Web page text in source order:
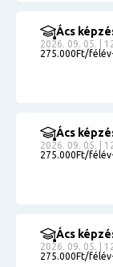
Ács
2026. 09. 05. |
275.000Ft/
Ács
2026. 09. 05. |
275.000Ft/
Ács
2026. 09. 05. |
275.000Ft/